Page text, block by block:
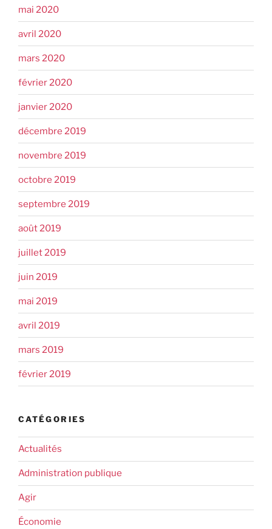
mai 2020
avril 2020
mars 2020
février 2020
janvier 2020
décembre 2019
novembre 2019
octobre 2019
septembre 2019
août 2019
juillet 2019
juin 2019
mai 2019
avril 2019
mars 2019
février 2019
CATÉGORIES
Actualités
Administration publique
Agir
Économie